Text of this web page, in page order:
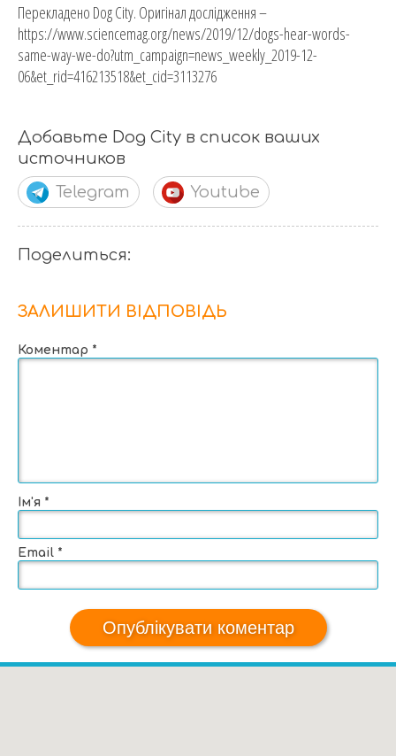
Перекладено Dog City. Оригінал дослідження –
https://www.sciencemag.org/news/2019/12/dogs-hear-words-
same-way-we-do?utm_campaign=news_weekly_2019-12-
06&et_rid=416213518&et_cid=3113276
Добавьте Dog City в список ваших
источников
Telegram
Youtube
Поделиться:
ЗАЛИШИТИ ВІДПОВІДЬ
Коментар *
Ім'я *
Email *